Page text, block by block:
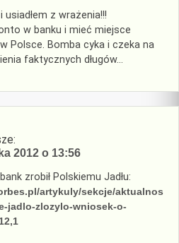
usiadłem z wrażenia!!!
w banku i mieć miejsce
Polsce. Bomba cyka i czeka na
faktycznych długów…
2012 o 13:56
zrobił Polskiemu Jadłu:
artykuly/sekcje/aktualnos
jadlo-zlozylo-wniosek-o-